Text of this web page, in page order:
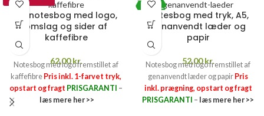
A5 notesbog med logo,
omslag og sider af
kaffefibre
62,00kr.
Notesbog med logo fremstillet af
kaffefibre Pris inkl. 1-farvet tryk,
opstart og fragt PRISGARANTI –
læs mere her >>
Notesbog med tryk, A5,
genanvendt læder og
papir
52,00kr.
Notesbog med logo fremstillet af
genanvendt læder og papir Pris
inkl. prægning, opstart og fragt
PRISGARANTI – læs mere her >>